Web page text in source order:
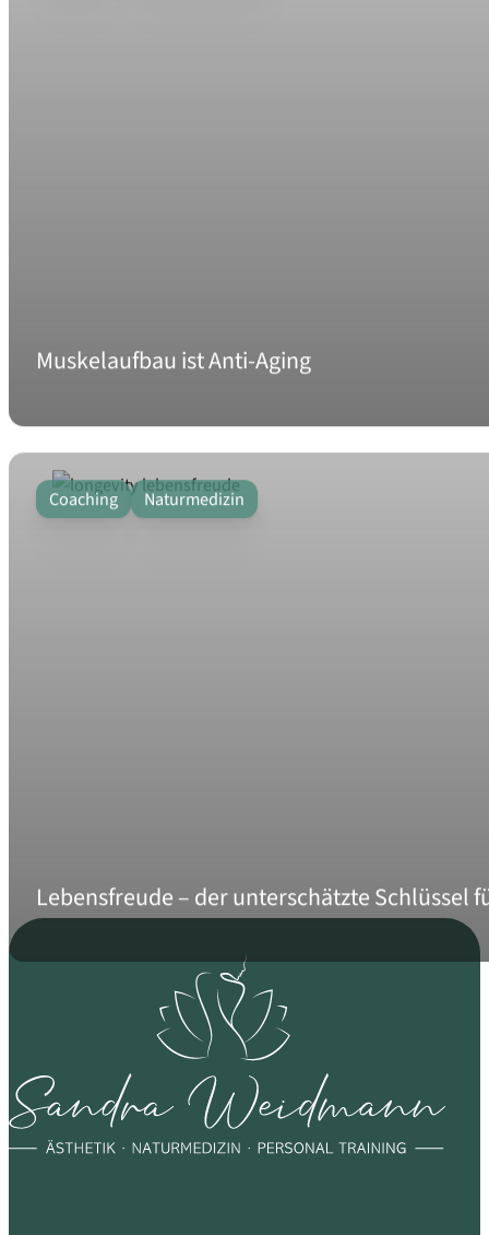
Muskelaufbau ist Anti-Aging
Coaching Naturmedizin
Lebensfreude – der unterschätzte Schlüssel